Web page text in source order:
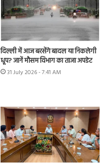
दिल्ली में आज बरसेंगे बादल या निकलेगी
धूप? जानें मौसम विभाग का ताजा अपडेट
31 July 2026 - 7:41 AM